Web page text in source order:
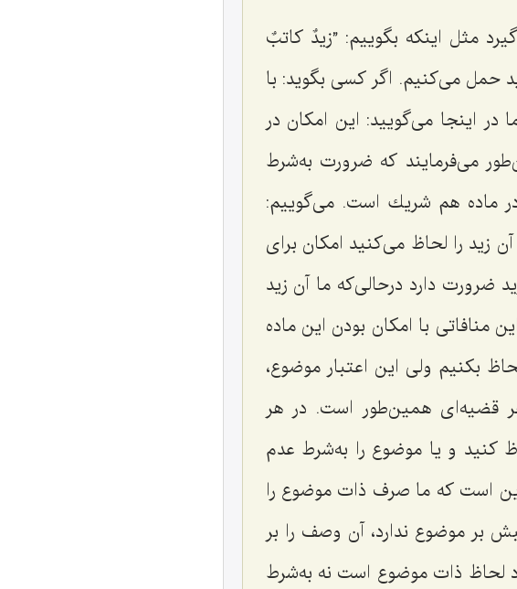
مثل اینكه بگوییم: ”زیدٌ كاتبٌ
حمل مى‌كنیم. اگر كسى بگوید: با
اینجا مى‌گویید: این امكان در
مى‌فرمایند که ضرورت به‌شرط
ماده هم شریك است. مى‌گوییم:
زید را لحاظ مى‌كنید امكان براى
ضرورت دارد درحالی‌که ما آن زید
منافاتى با امكان بودن این ماده
بكنیم ولى این اعتبار موضوع،
قضیه‌اى همین‌طور است. در هر
كنید و یا موضوع را به‌شرط عدم
است كه ما صرف ذات موضوع را
بر موضوع ندارد، آن وصف را بر
لحاظ ذات موضوع است نه به‌شرط